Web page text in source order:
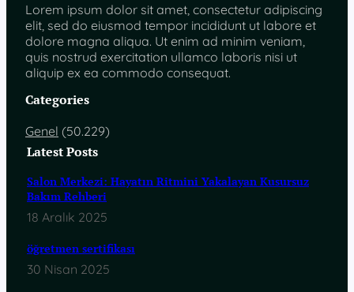
Lorem ipsum dolor sit amet, consectetur adipiscing
elit, sed do eiusmod tempor incididunt ut labore et
dolore magna aliqua. Ut enim ad minim veniam,
quis nostrud exercitation ullamco laboris nisi ut
aliquip ex ea commodo consequat.
Categories
Genel (50.229)
Latest Posts
Salon Merkezi: Hayatın Ritmini Yakalayan Kusursuz
Bakım Rehberi
18 Aralık 2025
öğretmen sertifikası
30 Nisan 2025